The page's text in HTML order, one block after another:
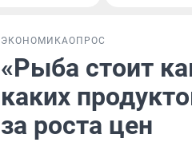
ЭКОНОМИКАОПРОС
«Рыба стоит
каких
за роста цен